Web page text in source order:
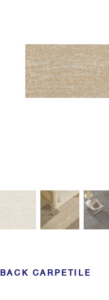
BACK CARPETILE